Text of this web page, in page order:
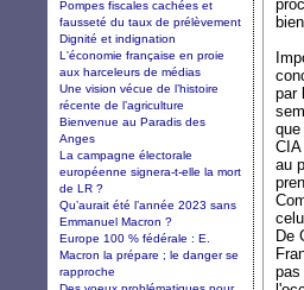
par
au
De
pas
Pompes fiscales cachées et
fausseté du taux de prélèvement
Dignité et indignation
L'économie française en proie
aux harceleurs de médias
Une vision vécue de l’histoire
récente de l’agriculture
Bienvenue au Paradis des
Anges
La campagne électorale
européenne signera-t-elle la mort
de LR ?
Qu’aurait été l’année 2023 sans
Emmanuel Macron ?
Europe 100 % fédérale : E.
Macron la prépare ; le danger se
rapproche